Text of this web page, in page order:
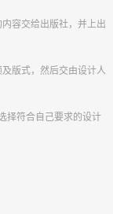
容交给出版社，并上出
版式，然后交由设计人
择符合自己要求的设计